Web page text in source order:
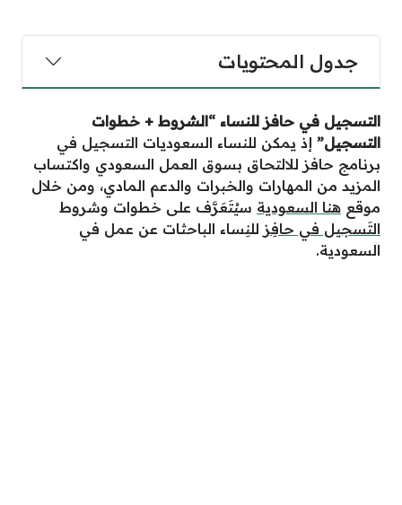
جدول المحتويات
التسجيل في حافز للنساء “الشروط + خطوات
التسجيل” إذ يمكن للنساء السعوديات التسجيل في
برنامج حافز للالتحاق بسوق العمل السعودي واكتساب
المزيد من المهارات والخبرات والدعم المادي، ومن خلال
موقع هنا السعودية سيُتَعَرَّف على خطوات وشروط
التَسجيل في حافِز للنِساء الباحثات عن عمل في
السعودية.